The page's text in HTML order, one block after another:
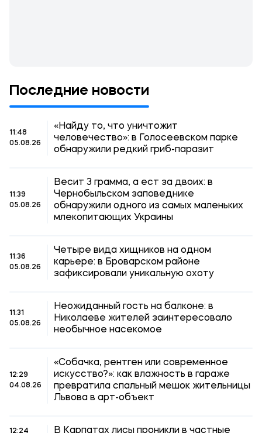
Последние новости
11:48
05.08.26
«Найду то, что уничтожит
человечество»: в Голосеевском парке
обнаружили редкий гриб-паразит
11:39
05.08.26
Весит 3 грамма, а ест за двоих: в
Чернобыльском заповеднике
обнаружили одного из самых маленьких
млекопитающих Украины
11:36
05.08.26
Четыре вида хищников на одном
карьере: в Броварском районе
зафиксировали уникальную охоту
11:31
05.08.26
Неожиданный гость на балконе: в
Николаеве жителей заинтересовало
необычное насекомое
12:29
04.08.26
«Собачка, рентген или современное
искусство?»: как влажность в гараже
превратила спальный мешок жительницы
Львова в арт-объект
12:24
В Карпатах лисы проникли в частные